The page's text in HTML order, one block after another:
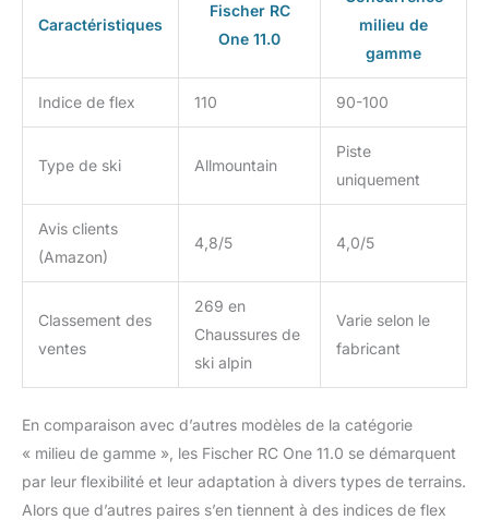
Caractéristiques
Fischer RC
One 11.0
milieu de
gamme
Indice de flex 110 90-100
Type de ski Allmountain
Piste
uniquement
Avis clients
(Amazon)
4,8/5 4,0/5
Classement des
ventes
269 en
Chaussures de
ski alpin
Varie selon le
fabricant
En comparaison avec d’autres modèles de la catégorie
« milieu de gamme », les Fischer RC One 11.0 se démarquent
par leur flexibilité et leur adaptation à divers types de terrains.
Alors que d’autres paires s’en tiennent à des indices de flex